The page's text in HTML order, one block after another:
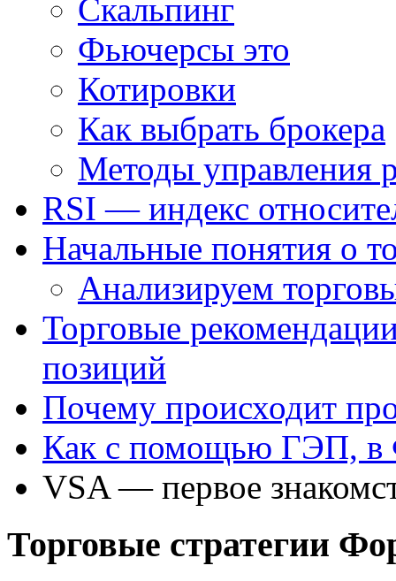
Скальпинг
Фьючерсы это
Котировки
Как выбрать брокера
Методы управления
RSI — индекс
Начальные понятия о
Анализируем
Торговые
позиций
Почему происходит
Как с помощью ГЭП, в
VSA — первое
Торговые стратегии